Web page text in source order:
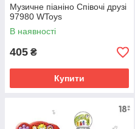
Музичне піаніно Співочі друзі
97980 WToys
В наявності
405 ₴
Купити